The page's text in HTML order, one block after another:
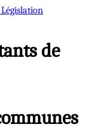
Législation
de